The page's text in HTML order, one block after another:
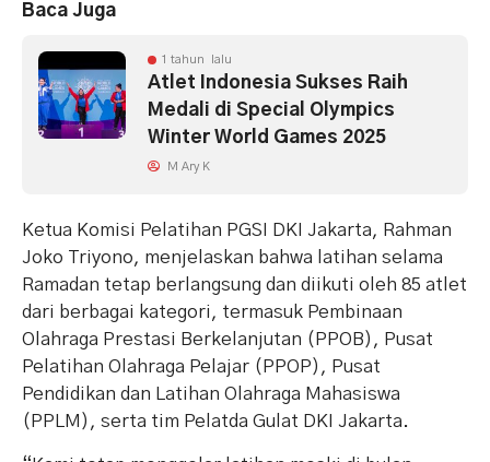
Baca Juga
1 tahun lalu
Atlet Indonesia Sukses Raih
Medali di Special Olympics
Winter World Games 2025
M Ary K
Ketua Komisi Pelatihan PGSI DKI Jakarta, Rahman
Joko Triyono, menjelaskan bahwa latihan selama
Ramadan tetap berlangsung dan diikuti oleh 85 atlet
dari berbagai kategori, termasuk Pembinaan
Olahraga Prestasi Berkelanjutan (PPOB), Pusat
Pelatihan Olahraga Pelajar (PPOP), Pusat
Pendidikan dan Latihan Olahraga Mahasiswa
(PPLM), serta tim Pelatda Gulat DKI Jakarta.